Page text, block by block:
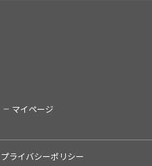
マイページ
プライバシーポリシー